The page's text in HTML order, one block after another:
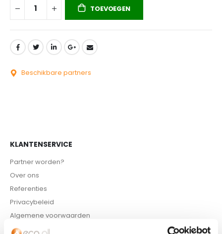
TOEVOEGEN
Beschikbare partners
KLANTENSERVICE
Partner worden?
Over ons
Referenties
Privacybeleid
Algemene voorwaarden
ISDE-subsidie